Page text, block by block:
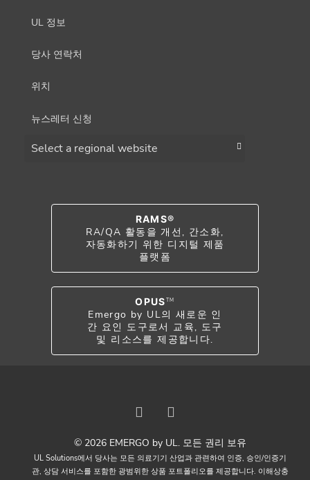
UL 정보
당사 연락처
위치
뉴스레터 신청
RAMS®
RA/QA 활동을 개선, 간소화,
자동화하기 위한 디지털 제품
플랫폼
OPUS TM
Emergo by UL의 새로운 인
간 요인 도구로서 교육, 도구
및 리소스를 제공합니다.
© 2026 EMERGO by UL. 모든 권리 보유
UL Solutions에서 당사는 모든 의료기기 산업과 관련하여 인증, 승인/인증기
관, 상담 서비스를 포함한 광범위한 상품 포트폴리오를 제공합니다. 이해상충